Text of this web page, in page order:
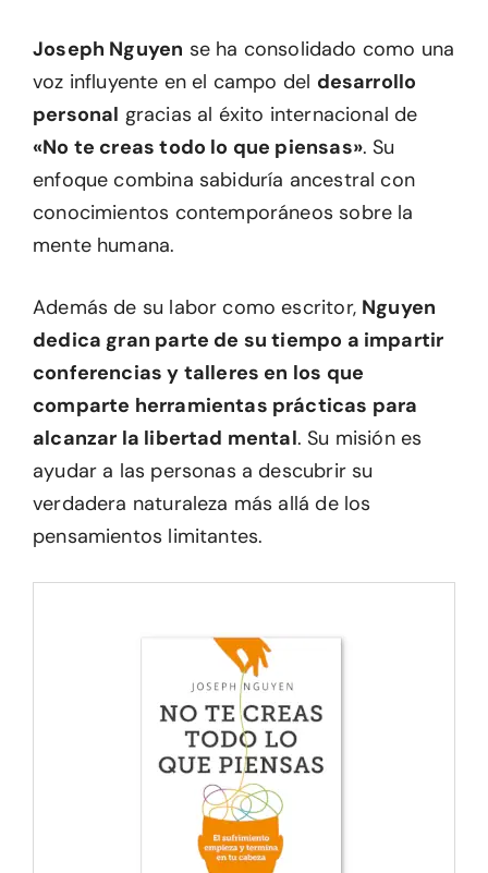
Joseph Nguyen se ha consolidado como una
voz influyente en el campo del desarrollo
personal gracias al éxito internacional de
«No te creas todo lo que piensas». Su
enfoque combina sabiduría ancestral con
conocimientos contemporáneos sobre la
mente humana.
Además de su labor como escritor, Nguyen
dedica gran parte de su tiempo a impartir
conferencias y talleres en los que
comparte herramientas prácticas para
alcanzar la libertad mental. Su misión es
ayudar a las personas a descubrir su
verdadera naturaleza más allá de los
pensamientos limitantes.